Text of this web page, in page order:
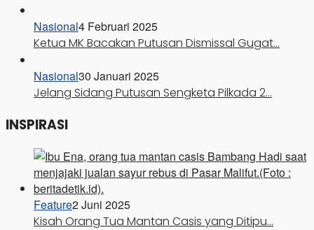
Nasional4 Februari 2025
Ketua MK Bacakan Putusan Dismissal Gugat…
Nasional30 Januari 2025
Jelang Sidang Putusan Sengketa Pilkada 2…
INSPIRASI
Feature2 Juni 2025
Kisah Orang Tua Mantan Casis yang Ditipu…